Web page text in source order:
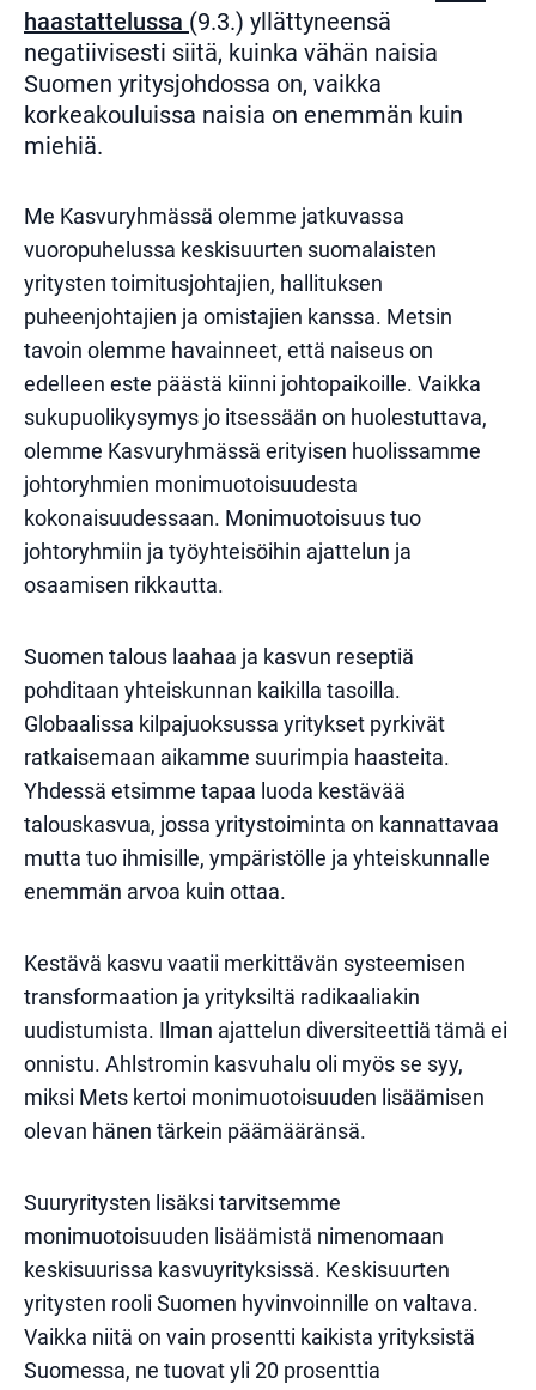
haastattelussa (9.3.) yllättyneensä
negatiivisesti siitä, kuinka vähän naisia
Suomen yritysjohdossa on, vaikka
korkeakouluissa naisia on enemmän kuin
miehiä.
Me Kasvuryhmässä olemme jatkuvassa
vuoropuhelussa keskisuurten suomalaisten
yritysten toimitusjohtajien, hallituksen
puheenjohtajien ja omistajien kanssa. Metsin
tavoin olemme havainneet, että naiseus on
edelleen este päästä kiinni johtopaikoille. Vaikka
sukupuolikysymys jo itsessään on huolestuttava,
olemme Kasvuryhmässä erityisen huolissamme
johtoryhmien monimuotoisuudesta
kokonaisuudessaan. Monimuotoisuus tuo
johtoryhmiin ja työyhteisöihin ajattelun ja
osaamisen rikkautta.
Suomen talous laahaa ja kasvun reseptiä
pohditaan yhteiskunnan kaikilla tasoilla.
Globaalissa kilpajuoksussa yritykset pyrkivät
ratkaisemaan aikamme suurimpia haasteita.
Yhdessä etsimme tapaa luoda kestävää
talouskasvua, jossa yritystoiminta on kannattavaa
mutta tuo ihmisille, ympäristölle ja yhteiskunnalle
enemmän arvoa kuin ottaa.
Kestävä kasvu vaatii merkittävän systeemisen
transformaation ja yrityksiltä radikaaliakin
uudistumista. Ilman ajattelun diversiteettiä tämä ei
onnistu. Ahlstromin kasvuhalu oli myös se syy,
miksi Mets kertoi monimuotoisuuden lisäämisen
olevan hänen tärkein päämääränsä.
Suuryritysten lisäksi tarvitsemme
monimuotoisuuden lisäämistä nimenomaan
keskisuurissa kasvuyrityksissä. Keskisuurten
yritysten rooli Suomen hyvinvoinnille on valtava.
Vaikka niitä on vain prosentti kaikista yrityksistä
Suomessa, ne tuovat yli 20 prosenttia